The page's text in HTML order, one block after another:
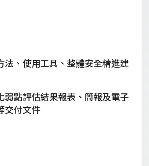
法、使用工具、整體安全精進建
弱點評估結果報表、簡報及電子
交付文件